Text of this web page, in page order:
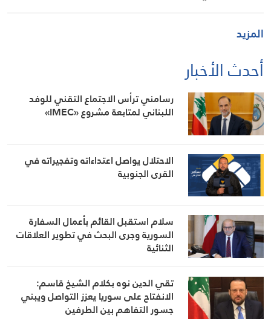
المزيد
أحدث الأخبار
رسامني ترأس الاجتماع التقني للوفد
اللبناني لمتابعة مشروع «IMEC»
الاحتلال يواصل اعتداءاته وتفجيراته في
القرى الجنوبية
سلام استقبل القائم بأعمال السفارة
السورية وجرى البحث في تطوير العلاقات
الثنائية
تقي الدين نوه بكلام الشيخ قاسم:
الانفتاح على سوريا يعزز التواصل ويبني
جسور التفاهم بين الطرفين